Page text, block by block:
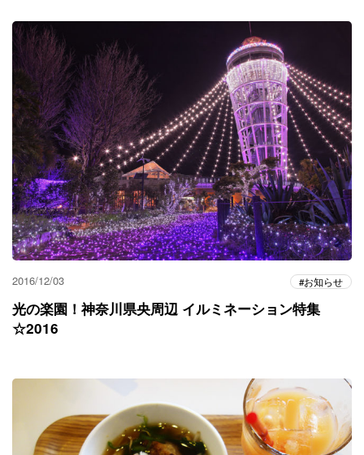
2016/12/03 お知らせ
光の楽園！神奈川県央周辺 イルミネーション特集
☆2016